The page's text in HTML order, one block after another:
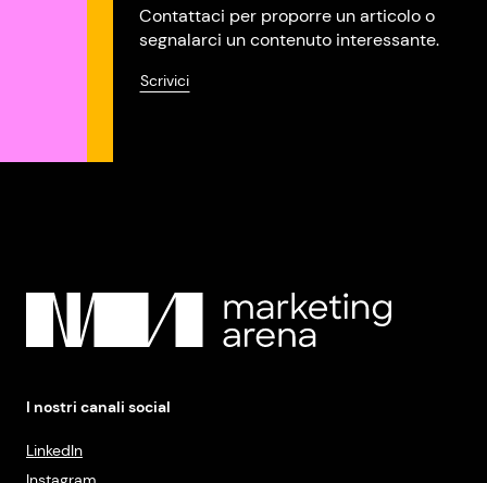
Contattaci per proporre un articolo o
segnalarci un contenuto interessante.
Scrivici
I nostri canali social
LinkedIn